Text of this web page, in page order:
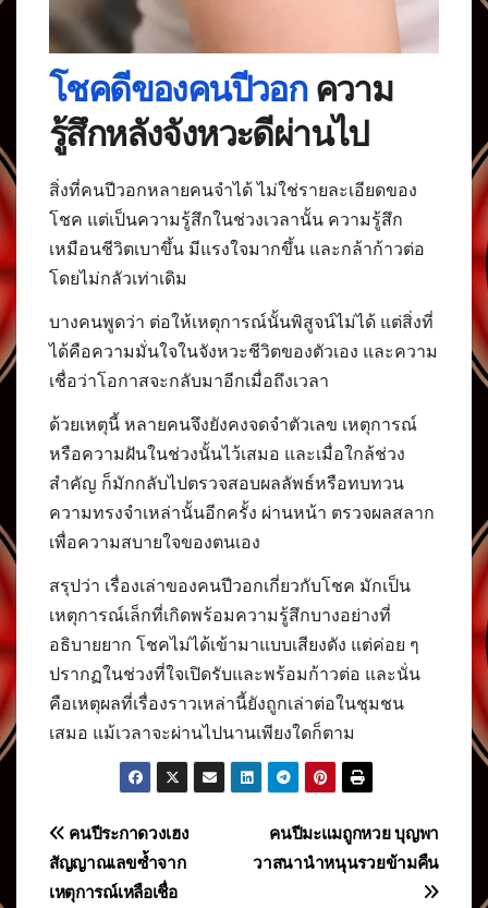
โชคดีของคนปีวอกความ
รู้สึกหลังจังหวะดีผ่านไป
สิ่งที่คนปีวอกหลายคนจำได้ ไม่ใช่รายละเอียดของ
โชค แต่เป็นความรู้สึกในช่วงเวลานั้น ความรู้สึก
เหมือนชีวิตเบาขึ้น มีแรงใจมากขึ้น และกล้าก้าวต่อ
โดยไม่กลัวเท่าเดิม
บางคนพูดว่า ต่อให้เหตุการณ์นั้นพิสูจน์ไม่ได้ แต่สิ่งที่
ได้คือความมั่นใจในจังหวะชีวิตของตัวเอง และความ
เชื่อว่าโอกาสจะกลับมาอีกเมื่อถึงเวลา
ด้วยเหตุนี้ หลายคนจึงยังคงจดจำตัวเลข เหตุการณ์
หรือความฝันในช่วงนั้นไว้เสมอ และเมื่อใกล้ช่วง
สำคัญ ก็มักกลับไปตรวจสอบผลลัพธ์หรือทบทวน
ความทรงจำเหล่านั้นอีกครั้ง ผ่านหน้า ตรวจผลสลาก
เพื่อความสบายใจของตนเอง
สรุปว่า เรื่องเล่าของคนปีวอกเกี่ยวกับโชค มักเป็น
เหตุการณ์เล็กที่เกิดพร้อมความรู้สึกบางอย่างที่
อธิบายยาก โชคไม่ได้เข้ามาแบบเสียงดัง แต่ค่อย ๆ
ปรากฏในช่วงที่ใจเปิดรับและพร้อมก้าวต่อ และนั่น
คือเหตุผลที่เรื่องราวเหล่านี้ยังถูกเล่าต่อในชุมชน
เสมอ แม้เวลาจะผ่านไปนานเพียงใดก็ตาม
แนะแนว
เรื่อง
คนปีมะแมถูกหวย บุญพา
วาสนานำหนุนรวยข้ามคืน
คนปีระกาดวงเฮง
สัญญาณเลขซ้ำจาก
เหตุการณ์เหลือเชื่อ